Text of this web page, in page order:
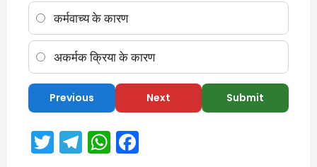
कर्मवाच्य के कारण
अकर्मक क्रिया के कारण
Previous Next Submit
T T W